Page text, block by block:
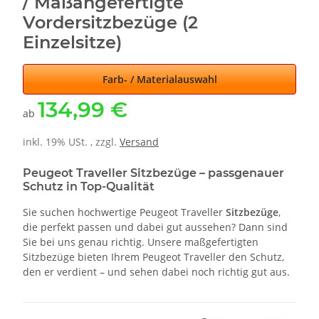
Vordersitzbezüge (2
Einzelsitze)
Farb- / Materialauswahl
ab 134,99 €
inkl. 19% USt. , zzgl. Versand
Peugeot Traveller Sitzbezüge – passgenauer
Schutz in Top-Qualität
Sie suchen hochwertige Peugeot Traveller Sitzbezüge,
die perfekt passen und dabei gut aussehen? Dann sind
Sie bei uns genau richtig. Unsere maßgefertigten
Sitzbezüge bieten Ihrem Peugeot Traveller den Schutz,
den er verdient – und sehen dabei noch richtig gut aus.